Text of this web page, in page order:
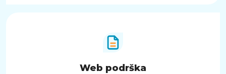
Web podrška